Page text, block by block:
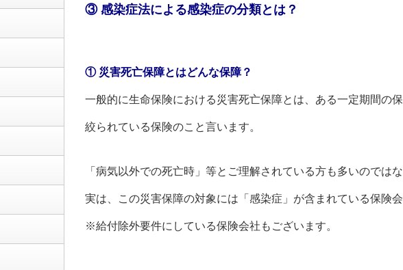
③ 感染症法による感染症の分類とは？
① 災害死亡保障とはどんな保障？
一般的に生命保険における災害死亡保障とは、ある一定期間の
絞られている保険のこと言います。
「病気以外での死亡時」等とご理解されている方も多いのではな
実は、この災害保障の対象には「感染症」が含まれている保険会
※給付除外要件にしている保険会社もございます。